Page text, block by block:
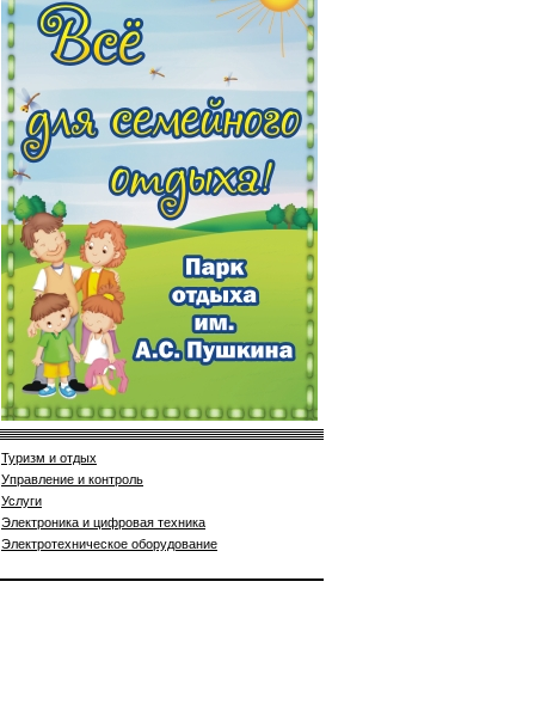
Туризм и отдых
Управление и контроль
Услуги
Электроника и цифровая техника
Электротехническое оборудование